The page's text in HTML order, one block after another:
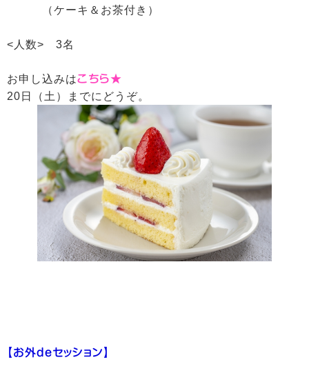
（ケーキ＆お茶付き）
<人数> 3名
お申し込みはこちら★
20日（土）までにどうぞ。
【お外deセッション】